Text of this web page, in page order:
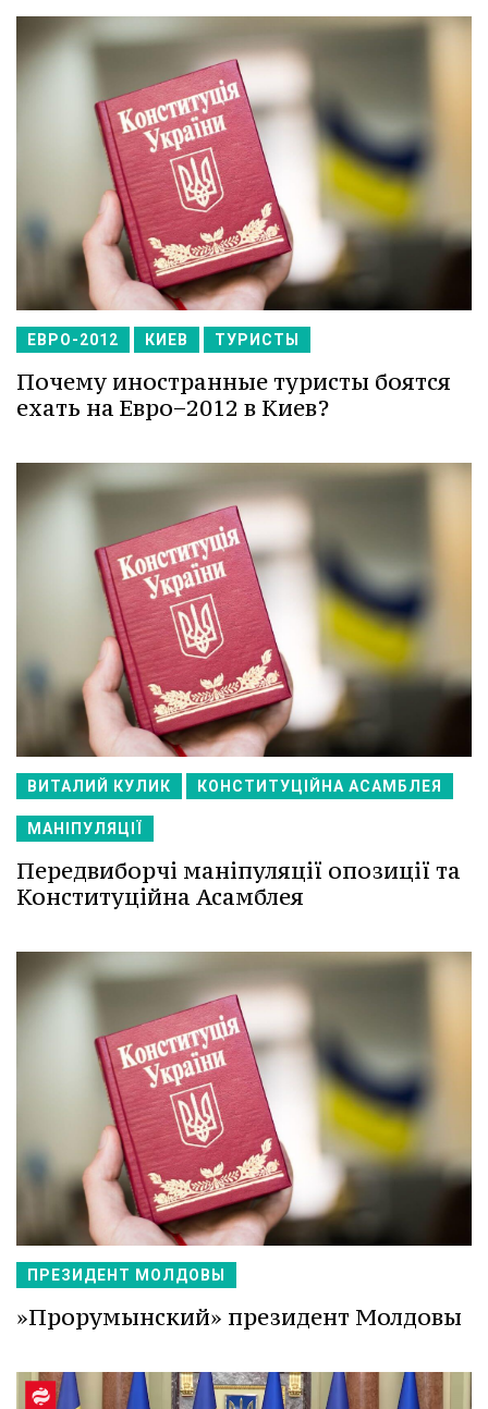
ЕВРО-2012 КИЕВ ТУРИСТЫ
Почему иностранные туристы боятся
ехать на Евро−2012 в Киев?
ВИТАЛИЙ КУЛИК КОНСТИТУЦІЙНА АСАМБЛЕЯ
МАНІПУЛЯЦІЇ
Передвиборчі маніпуляції опозиції та
Конституційна Асамблея
ПРЕЗИДЕНТ МОЛДОВЫ
»Прорумынский» президент Молдовы